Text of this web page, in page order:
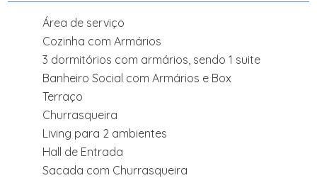
Área de serviço
Cozinha com Armários
3 dormitórios com armários, sendo 1 suite
Banheiro Social com Armários e Box
Terraço
Churrasqueira
Living para 2 ambientes
Hall de Entrada
Sacada com Churrasqueira